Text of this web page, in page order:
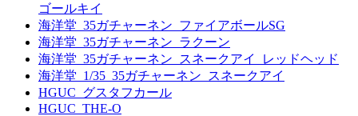
ゴールキイ
海洋堂_35ガチャーネン_ファイアボールSG
海洋堂_35ガチャーネン_ラクーン
海洋堂_35ガチャーネン_スネークアイ_レッドヘッド
海洋堂_1/35_35ガチャーネン_スネークアイ
HGUC_グスタフカール
HGUC_THE-O